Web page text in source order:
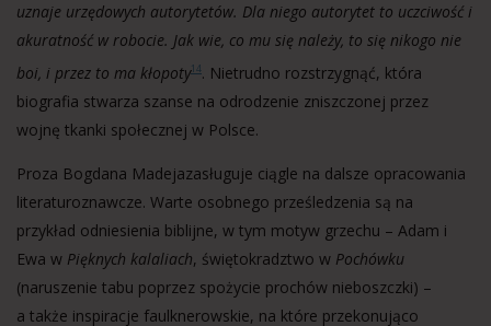
uznaje urzędowych autorytetów. Dla niego autorytet to uczciwość i
akuratność w robocie. Jak wie, co mu się należy, to się nikogo nie
boi, i przez to ma kłopoty14 . Nietrudno rozstrzygnąć, która
biografia stwarza szanse na odrodzenie zniszczonej przez
wojnę tkanki społecznej w Polsce.
Proza Bogdana Madejazasługuje ciągle na dalsze opracowania
literaturoznawcze. Warte osobnego prześledzenia są na
przykład odniesienia biblijne, w tym motyw grzechu – Adam i
Ewa w Pięknych kalaliach, świętokradztwo w Pochówku
(naruszenie tabu poprzez spożycie prochów nieboszczki) –
a także inspiracje faulknerowskie, na które przekonująco